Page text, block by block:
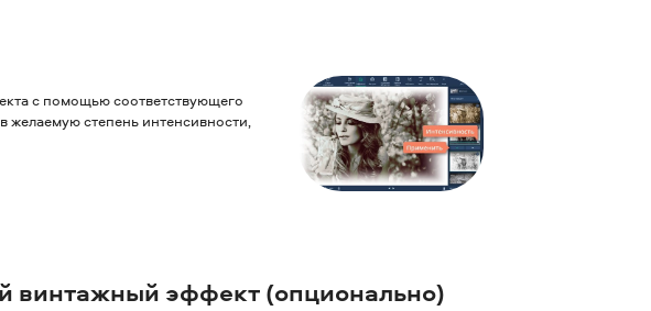
с помощью соответствующего
желаемую степень интенсивности,
винтажный эффект (опционально)